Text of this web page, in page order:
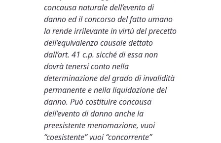
concausa naturale dell’evento di
danno ed il concorso del fatto umano
la rende irrilevante in virtù del precetto
dell’equivalenza causale dettato
dall’art. 41 c.p. sicché di essa non
dovrà tenersi conto nella
determinazione del grado di invalidità
permanente e nella liquidazione del
danno. Può costituire concausa
dell’evento di danno anche la
preesistente menomazione, vuoi
“coesistente” vuoi “concorrente”